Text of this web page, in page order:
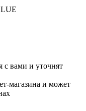
с вами и уточнят
магазина и может